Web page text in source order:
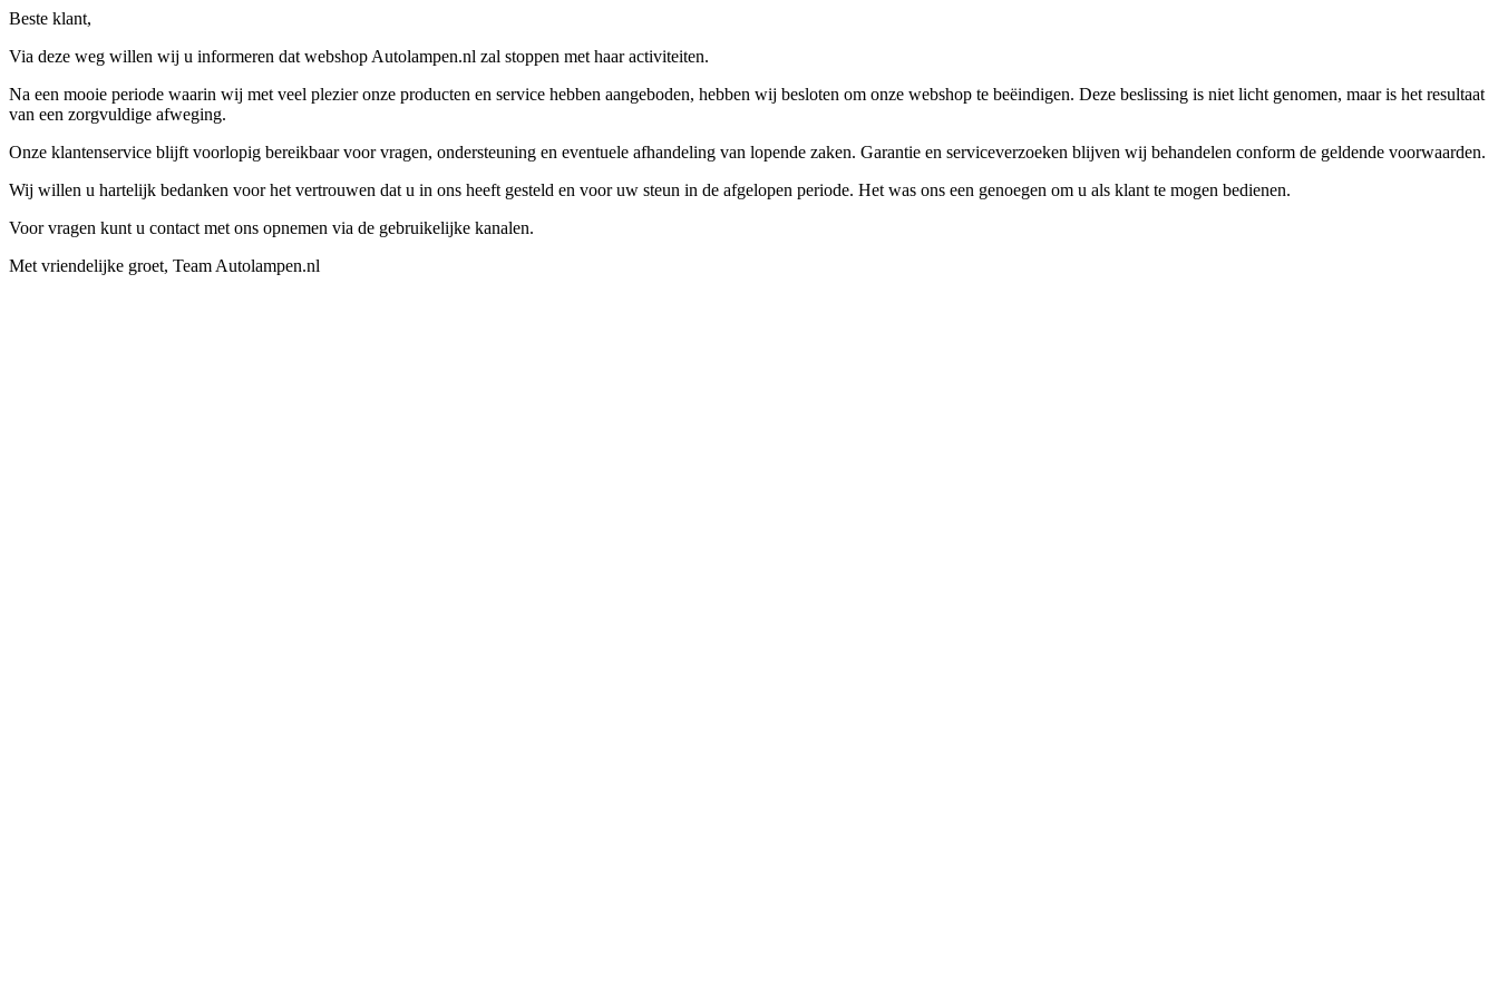
Beste klant,
Via deze weg willen wij u informeren dat webshop Autolampen.nl zal stoppen met haar activiteiten.
Na een mooie periode waarin wij met veel plezier onze producten en service hebben aangeboden, hebben wij besloten om onze webshop te beëindigen. Deze beslissing is niet licht genomen, maar is het resultaat
van een zorgvuldige afweging.
Onze klantenservice blijft voorlopig bereikbaar voor vragen, ondersteuning en eventuele afhandeling van lopende zaken. Garantie en serviceverzoeken blijven wij behandelen conform de geldende voorwaarden.
Wij willen u hartelijk bedanken voor het vertrouwen dat u in ons heeft gesteld en voor uw steun in de afgelopen periode. Het was ons een genoegen om u als klant te mogen bedienen.
Voor vragen kunt u contact met ons opnemen via de gebruikelijke kanalen.
Met vriendelijke groet, Team Autolampen.nl